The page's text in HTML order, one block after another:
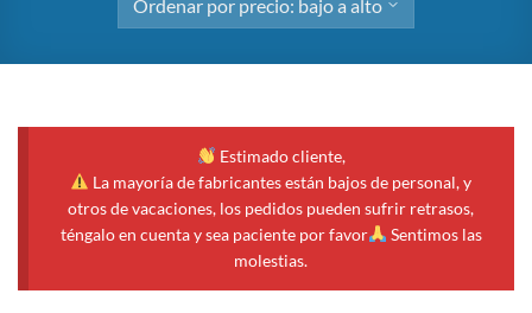
Estimado cliente,
La mayoría de fabricantes están bajos de personal, y
otros de vacaciones, los pedidos pueden sufrir retrasos,
téngalo en cuenta y sea paciente por favor
Sentimos las
molestias.